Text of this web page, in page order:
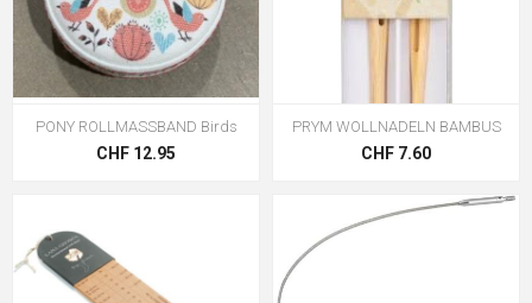
PONY ROLLMASSBAND Birds
CHF 12.95
PRYM WOLLNADELN BAMBUS
CHF 7.60